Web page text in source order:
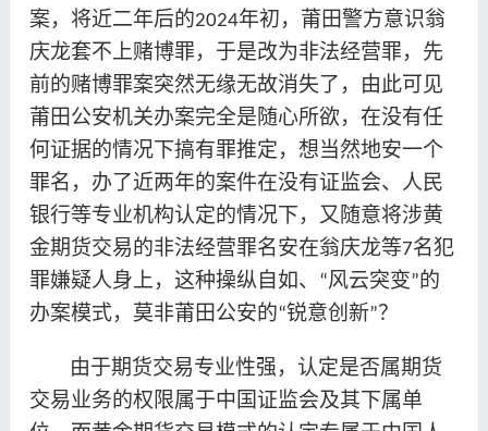
案，将近二年后的2024年初，莆田警方意识翁
庆龙套不上赌博罪，于是改为非法经营罪，先
前的赌博罪案突然无缘无故消失了，由此可见
莆田公安机关办案完全是随心所欲，在没有任
何证据的情况下搞有罪推定，想当然地安一个
罪名，办了近两年的案件在没有证监会、人民
银行等专业机构认定的情况下，又随意将涉黄
金期货交易的非法经营罪名安在翁庆龙等7名犯
罪嫌疑人身上，这种操纵自如、
“风云突变”的
办案模式，莫非莆田公安的“锐意创新”？
由于期货交易专业性强，认定是否属期货
交易业务的权限属于中国证监会及其下属单